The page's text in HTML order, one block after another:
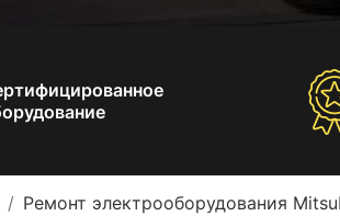
Ремонт электрооборудования